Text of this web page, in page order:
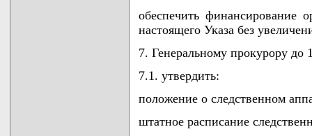
обеспечить финансирование
настоящего Указа без
7. Генеральному прокурору до
7.1. утвердить:
положение о следственном
штатное расписание